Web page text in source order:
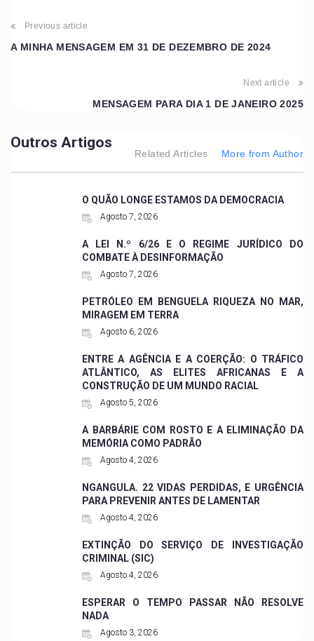
Previous article
A MINHA MENSAGEM EM 31 DE DEZEMBRO DE 2024
Next article
MENSAGEM PARA DIA 1 DE JANEIRO 2025
Outros Artigos
Related Articles More from Author
O QUÃO LONGE ESTAMOS DA DEMOCRACIA
Agosto 7, 2026
A LEI N.º 6/26 E O REGIME JURÍDICO DO
COMBATE À DESINFORMAÇÃO
Agosto 7, 2026
PETRÓLEO EM BENGUELA RIQUEZA NO MAR,
MIRAGEM EM TERRA
Agosto 6, 2026
ENTRE A AGÊNCIA E A COERÇÃO: O TRÁFICO
ATLÂNTICO, AS ELITES AFRICANAS E A
CONSTRUÇÃO DE UM MUNDO RACIAL
Agosto 5, 2026
A BARBÁRIE COM ROSTO E A ELIMINAÇÃO DA
MEMÓRIA COMO PADRÃO
Agosto 4, 2026
NGANGULA. 22 VIDAS PERDIDAS, E URGÊNCIA
PARA PREVENIR ANTES DE LAMENTAR
Agosto 4, 2026
EXTINÇÃO DO SERVIÇO DE INVESTIGAÇÃO
CRIMINAL (SIC)
Agosto 4, 2026
ESPERAR O TEMPO PASSAR NÃO RESOLVE
NADA
Agosto 3, 2026